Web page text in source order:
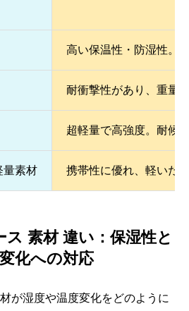
高い保温性・防湿性。
耐衝撃性があり、重量
超軽量で高強度。耐候
量素材 携帯性に優れ、軽いた
素材 違い：保湿性と
化への対応
が湿度や温度変化をどのように